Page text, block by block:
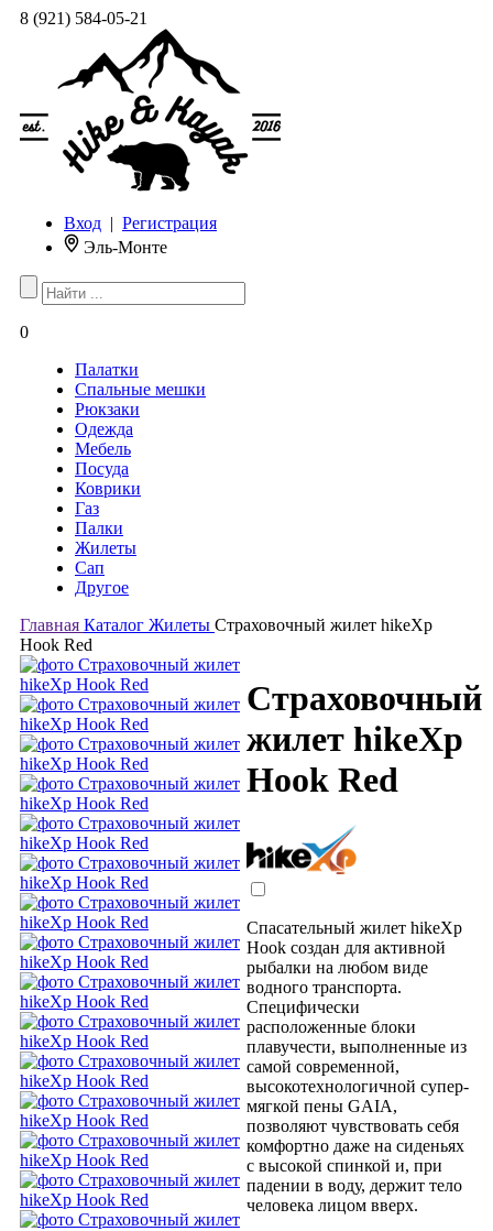
8 (921) 584-05-21
Вход | Регистрация
Эль-Монте
0
Палатки
Спальные мешки
Рюкзаки
Одежда
Мебель
Посуда
Коврики
Газ
Палки
Жилеты
Сап
Другое
Главная Каталог Жилеты Страховочный жилет hikeXp
Hook Red
Страховочный
жилет hikeXp
Hook Red
Спасательный жилет hikeXp
Hook создан для активной
рыбалки на любом виде
водного транспорта.
Специфически
расположенные блоки
плавучести, выполненные из
самой современной,
высокотехнологичной супер-
мягкой пены GAIA,
позволяют чувствовать себя
комфортно даже на сиденьях
с высокой спинкой и, при
падении в воду, держит тело
человека лицом вверх.